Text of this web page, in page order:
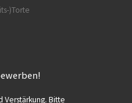
)Torte
Verstärkung. Bitte